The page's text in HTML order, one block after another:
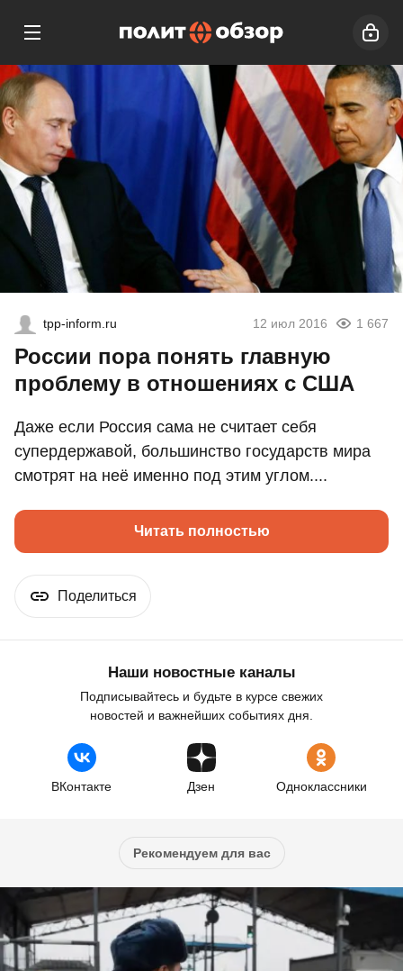
tpp-inform.ru 12 июл 2016 1 667
России пора понять главную
проблему в отношениях с США
Даже если Россия сама не считает себя
супердержавой, большинство государств мира
смотрят на неё именно под этим углом....
Читать полностью
Поделиться
Наши новостные каналы
Подписывайтесь и будьте в курсе свежих
новостей и важнейших событиях дня.
ВКонтакте Дзен Одноклассники
Рекомендуем для вас